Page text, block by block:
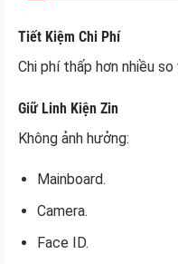
Tiết Kiệm Chi Phí
Chi phí thấp hơn nhiều
Giữ Linh Kiện Zin
Không ảnh hưởng:
Mainboard.
Camera.
Face ID.